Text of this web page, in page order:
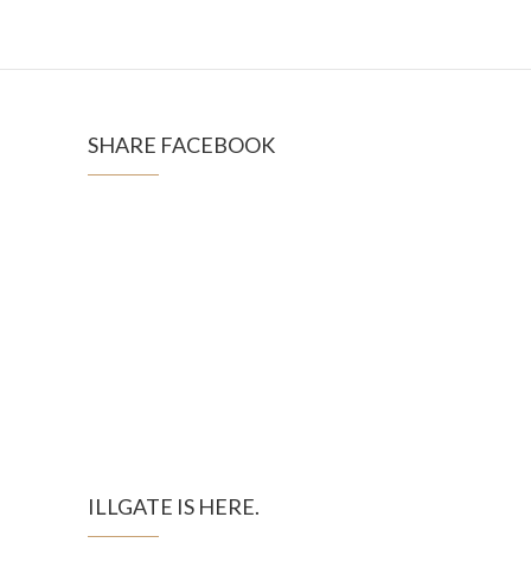
SHARE FACEBOOK
ILLGATE IS HERE.